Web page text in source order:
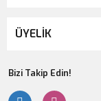
ÜYELİK
Bizi Takip Edin!